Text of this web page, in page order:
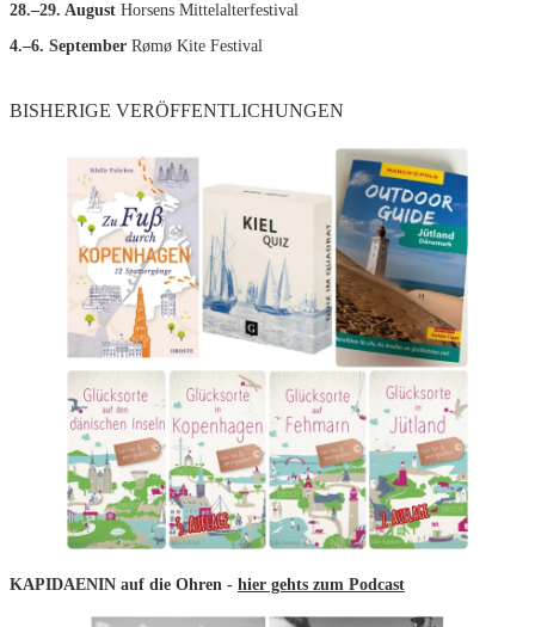
28.–29. August Horsens Mittelalterfestival
4.–6. September Rømø Kite Festival
BISHERIGE VERÖFFENTLICHUNGEN
KAPIDAENIN auf die Ohren - hier gehts zum Podcast